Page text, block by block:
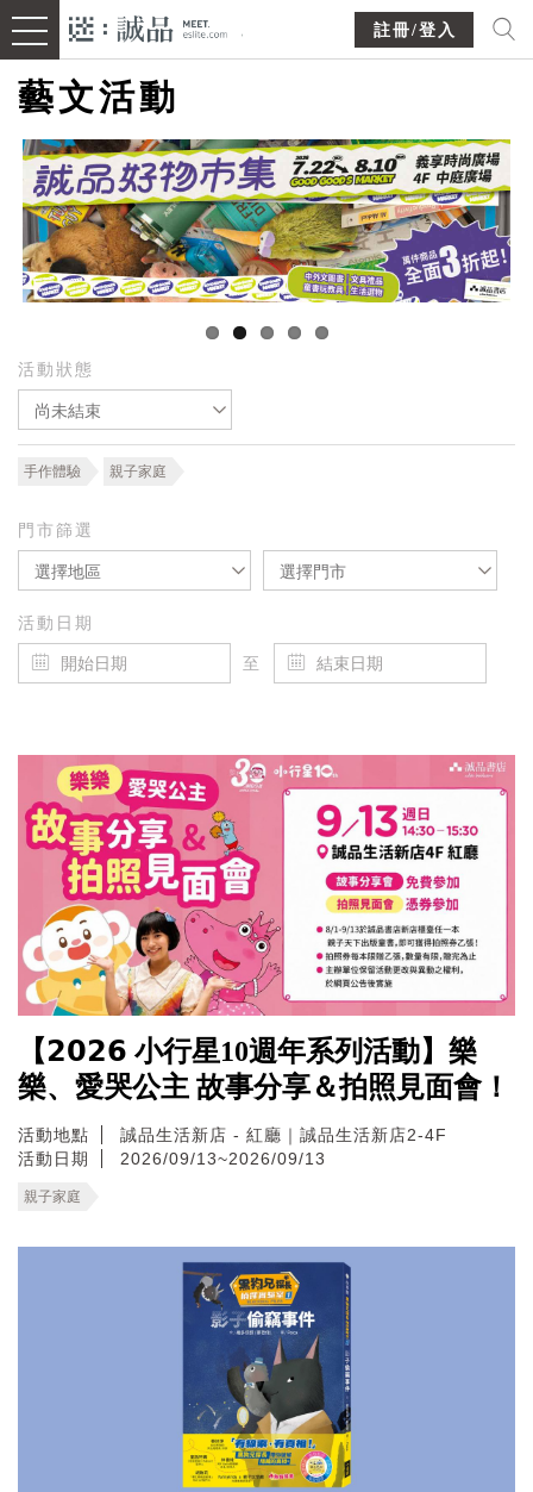
註冊/登入
藝文活動
活動狀態
尚未結束
手作體驗 親子家庭
門市篩選
選擇地區 選擇門市
活動日期
至
【𝟮𝟬𝟮𝟲 小行星10週年系列活動】樂
樂、愛哭公主 故事分享＆拍照見面會！
活動地點
誠品生活新店 - 紅廳｜誠品生活新店2-4F
活動日期
2026/09/13~2026/09/13
親子家庭